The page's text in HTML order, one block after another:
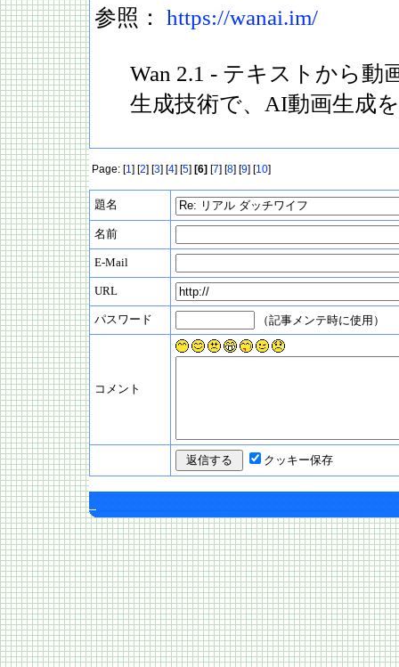
参照： https://wanai.im/
Wan 2.1 - テキストから動
生成技術で、AI動画生成
Page: [1] [2] [3] [4] [5] [6] [7] [8] [9] [10]
題名
名前
E-Mail
URL
パスワード （記事メンテ時に使用）
コメント
クッキー保存